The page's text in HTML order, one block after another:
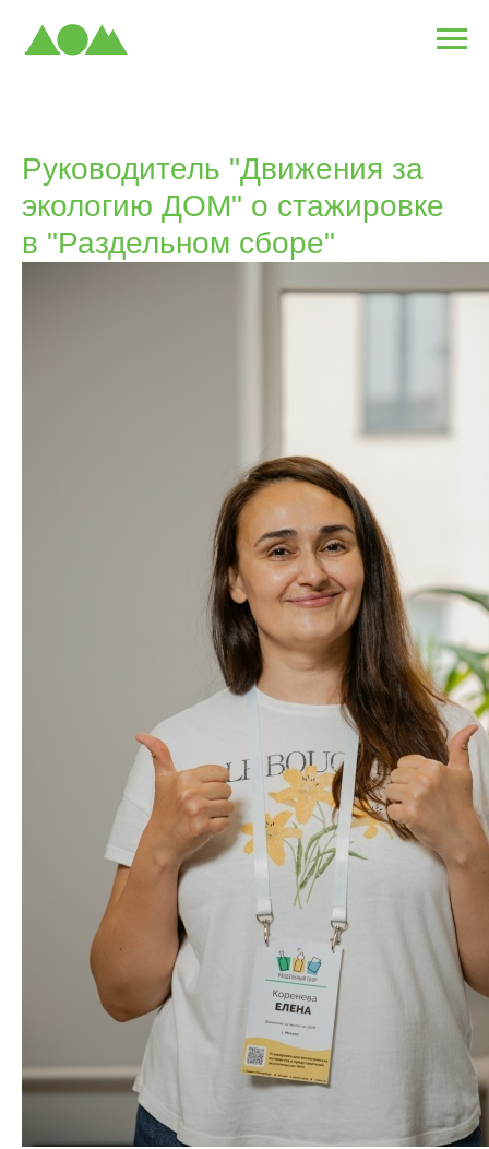
Руководитель "Движения за
экологию ДОМ" о стажировке
в "Раздельном сборе"